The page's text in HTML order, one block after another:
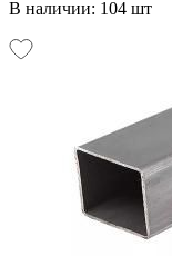
В наличии: 104 шт